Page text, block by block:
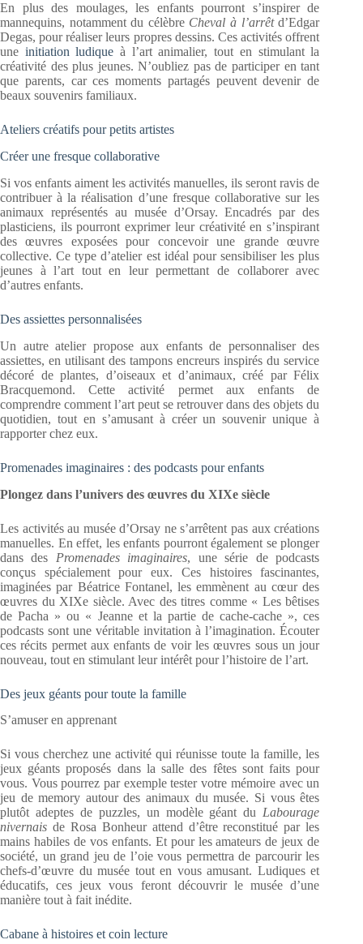
En plus des moulages, les enfants pourront s’inspirer de
mannequins, notamment du célèbre Cheval à l’arrêtd’Edgar
Degas, pour réaliser leurs propres dessins. Ces activités offrent
une initiation ludique à l’art animalier, tout en stimulant la
créativité des plus jeunes. N’oubliez pas de participer en tant
que parents, car ces moments partagés peuvent devenir de
beaux souvenirs familiaux.
Ateliers créatifs pour petits artistes
Créer une fresque collaborative
Si vos enfants aiment les activités manuelles, ils seront ravis de
contribuer à la réalisation d’une fresque collaborative sur les
animaux représentés au musée d’Orsay. Encadrés par des
plasticiens, ils pourront exprimer leur créativité en s’inspirant
des œuvres exposées pour concevoir une grande œuvre
collective. Ce type d’atelier est idéal pour sensibiliser les plus
jeunes à l’art tout en leur permettant de collaborer avec
d’autres enfants.
Des assiettes personnalisées
Un autre atelier propose aux enfants de personnaliser des
assiettes, en utilisant des tampons encreurs inspirés du service
décoré de plantes, d’oiseaux et d’animaux, créé par Félix
Bracquemond. Cette activité permet aux enfants de
comprendre comment l’art peut se retrouver dans des objets du
quotidien, tout en s’amusant à créer un souvenir unique à
rapporter chez eux.
Promenades imaginaires : des podcasts pour enfants
Plongez dans l’univers des œuvres du XIXe siècle
Les activités au musée d’Orsay ne s’arrêtent pas aux créations
manuelles. En effet, les enfants pourront également se plonger
dans des Promenades imaginaires, une série de podcasts
conçus spécialement pour eux. Ces histoires fascinantes,
imaginées par Béatrice Fontanel, les emmènent au cœur des
œuvres du XIXe siècle. Avec des titres comme « Les bêtises
de Pacha » ou « Jeanne et la partie de cache-cache », ces
podcasts sont une véritable invitation à l’imagination. Écouter
ces récits permet aux enfants de voir les œuvres sous un jour
nouveau, tout en stimulant leur intérêt pour l’histoire de l’art.
Des jeux géants pour toute la famille
S’amuser en apprenant
Si vous cherchez une activité qui réunisse toute la famille, les
jeux géants proposés dans la salle des fêtes sont faits pour
vous. Vous pourrez par exemple tester votre mémoire avec un
jeu de memory autour des animaux du musée. Si vous êtes
plutôt adeptes de puzzles, un modèle géant du Labourage
nivernais de Rosa Bonheur attend d’être reconstitué par les
mains habiles de vos enfants. Et pour les amateurs de jeux de
société, un grand jeu de l’oie vous permettra de parcourir les
chefs-d’œuvre du musée tout en vous amusant. Ludiques et
éducatifs, ces jeux vous feront découvrir le musée d’une
manière tout à fait inédite.
Cabane à histoires et coin lecture